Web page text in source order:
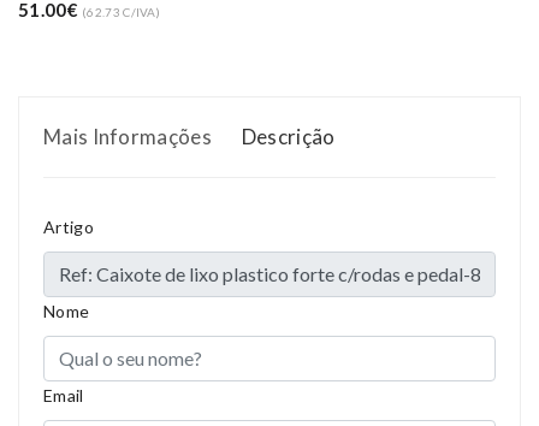
51.00€ (62.73 C/IVA)
Mais Informações Descrição
Artigo
Nome
Email